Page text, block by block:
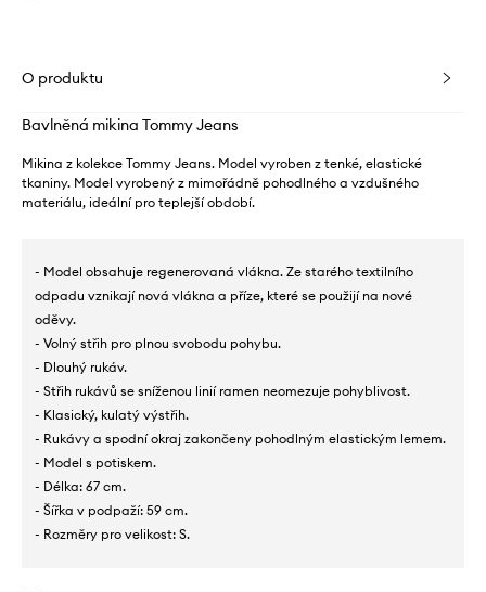
O produktu
Bavlněná mikina Tommy Jeans
Mikina z kolekce Tommy Jeans. Model vyroben z tenké, elastické
tkaniny. Model vyrobený z mimořádně pohodlného a vzdušného
materiálu, ideální pro teplejší období.
- Model obsahuje regenerovaná vlákna. Ze starého textilního
odpadu vznikají nová vlákna a příze, které se použijí na nové
oděvy.
- Volný střih pro plnou svobodu pohybu.
- Dlouhý rukáv.
- Střih rukávů se sníženou linií ramen neomezuje pohyblivost.
- Klasický, kulatý výstřih.
- Rukávy a spodní okraj zakončeny pohodlným elastickým lemem.
- Model s potiskem.
- Délka: 67 cm.
- Šířka v podpaží: 59 cm.
- Rozměry pro velikost: S.